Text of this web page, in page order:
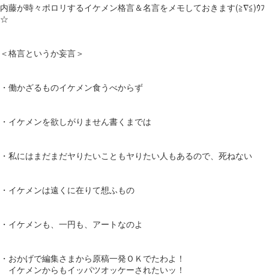
内藤が時々ポロリするイケメン格言＆名言をメモしておきます(≧∇≦)ｳﾌ
☆
＜格言というか妄言＞
・働かざるものイケメン食うべからず
・イケメンを欲しがりません書くまでは
・私にはまだまだヤりたいこともヤりたい人もあるので、死ねない
・イケメンは遠くに在りて想ふもの
・イケメンも、一円も、アートなのよ
・おかげで編集さまから原稿一発ＯＫでたわよ！
イケメンからもイッパツオッケーされたいッ！